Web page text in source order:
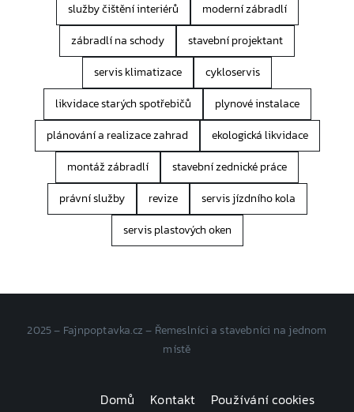
služby čištění interiérů
moderní zábradlí
zábradlí na schody
stavební projektant
servis klimatizace
cykloservis
likvidace starých spotřebičů
plynové instalace
plánování a realizace zahrad
ekologická likvidace
montáž zábradlí
stavební zednické práce
právní služby
revize
servis jízdního kola
servis plastových oken
2025 – Fajnpoptavka.cz – Řemeslníci a stavebníci na jednom
místě
Domů Kontakt Používání cookies